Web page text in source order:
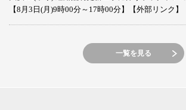
【8月3日(月)9時00分～17時00分】【外部リンク】
一覧を見る